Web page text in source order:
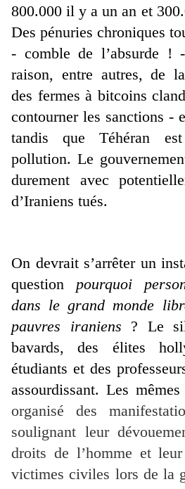
800.000 il y a un an et
Des pénuries chroniques
- comble de l’absurde !
raison, entre autres, de
des fermes à bitcoins
contourner les sanctions -
tandis que Téhéran
pollution. Le
durement avec
d’Iraniens tués.
On devrait s’arrêter un
question pourquoi
dans le grand monde
pauvres iraniens ? Le
bavards, des élites
étudiants et des
assourdissant. Les
organisé des
soulignant leur
droits de l’homme et
victimes civiles lors de la